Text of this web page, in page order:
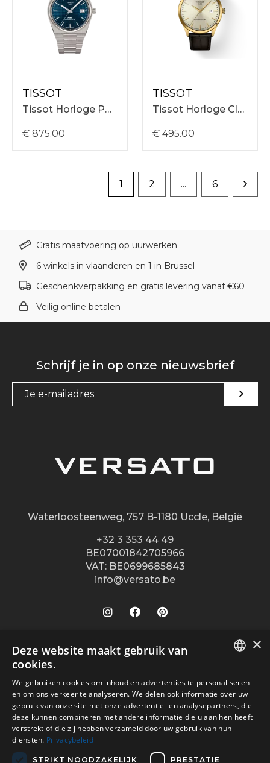
TISSOT
Tissot Horloge PRX/MSR/A/TI/TI/BLUE Automatisch, Blauwe Wijzerplaat, Titaan Band T1378074404100
€ 875.00
TISSOT
Tissot Horloge Classic Dream 40mm Automatisch, Ivoorkleurige Wijzerplaat, Bruine Band T1584073626100
€ 495.00
1 2 ... 6
Gratis maatvoering op uurwerken
6 winkels in vlaanderen en 1 in Brussel
Geschenkverpakking en gratis levering vanaf €60
Veilig online betalen
Schrijf je in op onze nieuwsbrief
Waterloosteenweg, 757 B-1180 Uccle, België
+32 3 353 44 49
BE07001842705966
VAT: BE0699685843
info@versato.be
Onze winkels
Brugge
Hasselt
Leuven
Oostende
Turnhout
Wijnegem Shopping Center
Versato info
Service
Over ons
Contact
Verkooppunten
Site Info
Algemene voorwaarden
Disclaimer
Privacy Policy
Veilig betalen met
FR
×
Deze website maakt gebruik van
cookies.
We gebruiken cookies om inhoud en advertenties te personaliseren
en om ons verkeer te analyseren. We delen ook informatie over uw
gebruik van onze site met onze advertentie- en analysepartners, die
deze kunnen combineren met andere informatie die u aan hen heeft
verstrekt of die zij hebben verzameld door uw gebruik van hun
diensten. Privacybeleid
STRIKT NOODZAKELIJK PRESTATIE